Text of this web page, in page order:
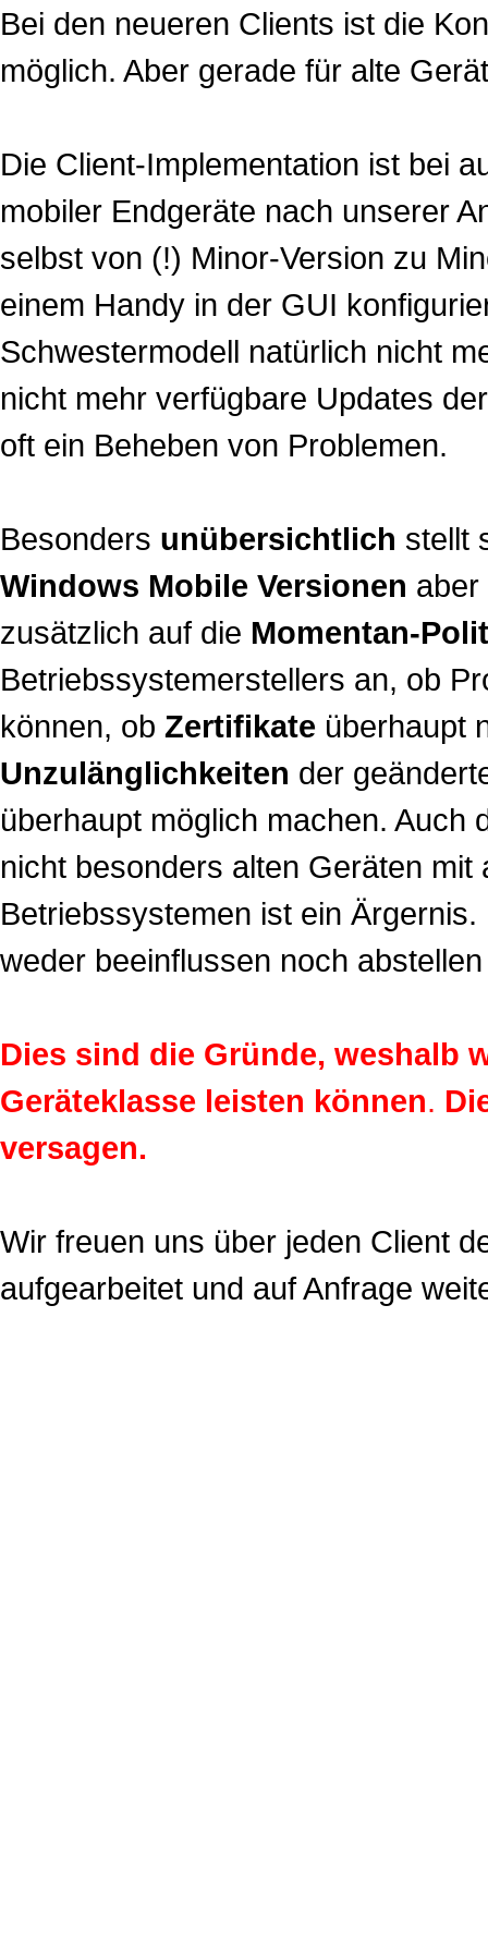
Bei den neueren Clients ist die
möglich. Aber gerade für alte
Die Client-Implementation ist bei
mobiler Endgeräte nach unserer
selbst von (!) Minor-Version zu
einem Handy in der GUI
Schwestermodell natürlich nicht
nicht mehr verfügbare Updates
oft ein Beheben von Problemen.
Besonders unübersichtlich stellt
Windows Mobile Versionen
zusätzlich auf die Momentan-
Betriebssystemerstellers an, ob
können, ob Zertifikate überhaupt
Unzulänglichkeiten der
überhaupt möglich machen. Auch
nicht besonders alten Geräten
Betriebssystemen ist ein
weder beeinflussen noch
Dies sind die Gründe, weshalb
Geräteklasse leisten können.
versagen.
Wir freuen uns über jeden Client
aufgearbeitet und auf Anfrage